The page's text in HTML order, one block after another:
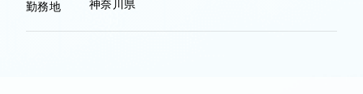
勤務地 神奈川県